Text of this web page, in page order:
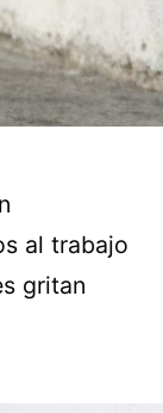
al trabajo
gritan